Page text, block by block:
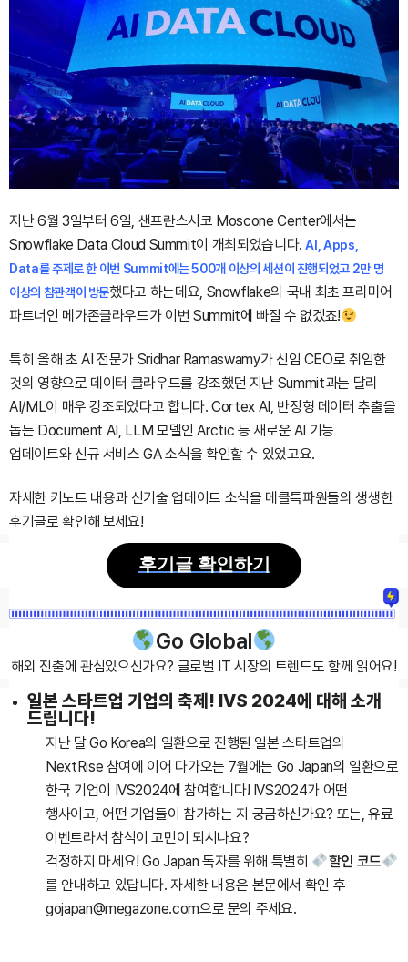
지난 6월 3일부터 6일, 샌프란스시코 Moscone Center에서는
Snowflake Data Cloud Summit이 개최되었습니다.AI, Apps,
Data를 주제로 한 이번 Summit에는 500개 이상의 세션이 진행되었고 2만 명
이상의 참관객이 방문했다고 하는데요, Snowflake의 국내 최초 프리미어
파트너인 메가존클라우드가 이번 Summit에 빠질 수 없겠죠!
특히 올해 초 AI 전문가 Sridhar Ramaswamy가 신임 CEO로 취임한
것의 영향으로 데이터 클라우드를 강조했던 지난 Summit과는 달리
AI/ML이 매우 강조되었다고 합니다. Cortex AI, 반정형 데이터 추출을
돕는 Document AI, LLM 모델인 Arctic 등 새로운 AI 기능
업데이트와 신규 서비스 GA 소식을 확인할 수 있었고요.
자세한 키노트 내용과 신기술 업데이트 소식을 메클특파원들의 생생한
후기글로 확인해 보세요!
후기글 확인하기
Go Global
해외 진출에 관심있으신가요? 글로벌 IT 시장의 트렌드도 함께 읽어요!
일본 스타트업 기업의 축제! IVS 2024에 대해 소개
드립니다!
지난 달 Go Korea의 일환으로 진행된 일본 스타트업의
NextRise 참여에 이어 다가오는 7월에는 Go Japan의 일환으로
한국 기업이 IVS2024에 참여합니다! IVS2024가 어떤
행사이고, 어떤 기업들이 참가하는 지 궁금하신가요? 또는, 유료
이벤트라서 참석이 고민이 되시나요?
걱정하지 마세요! Go Japan 독자를 위해 특별히
할인 코드
를 안내하고 있답니다. 자세한 내용은 본문에서 확인 후
gojapan@megazone.com으로 문의 주세요.